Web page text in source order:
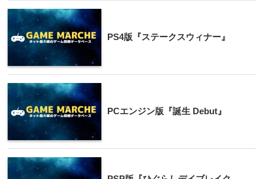
PS4版『ステークスウィナー』
PCエンジン版『誕生 Debut』